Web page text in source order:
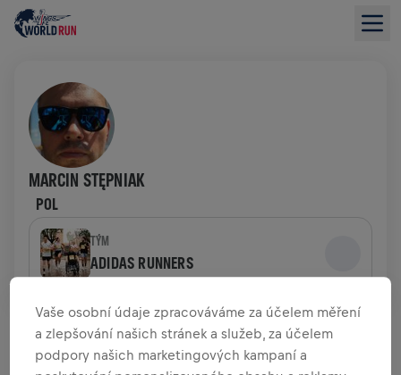
MARCIN STĘPNIAK
POL
TÝM
ADIDAS RUNNERS
PŘEHLED O FINANČNÍCH DARECH
0,00 US$ VYBRÁNO Z 0,00 US$ CÍL
Vaše osobní údaje zpracováváme za účelem měření
a zlepšování našich stránek a služeb, za účelem
podpory našich marketingových kampaní a